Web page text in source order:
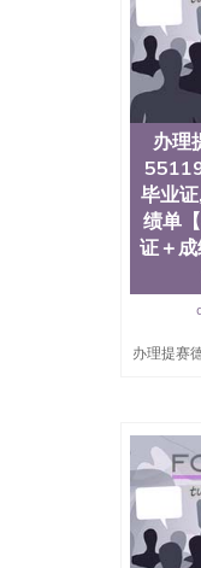
办理
毕业
绩单
证＋
办理提赛